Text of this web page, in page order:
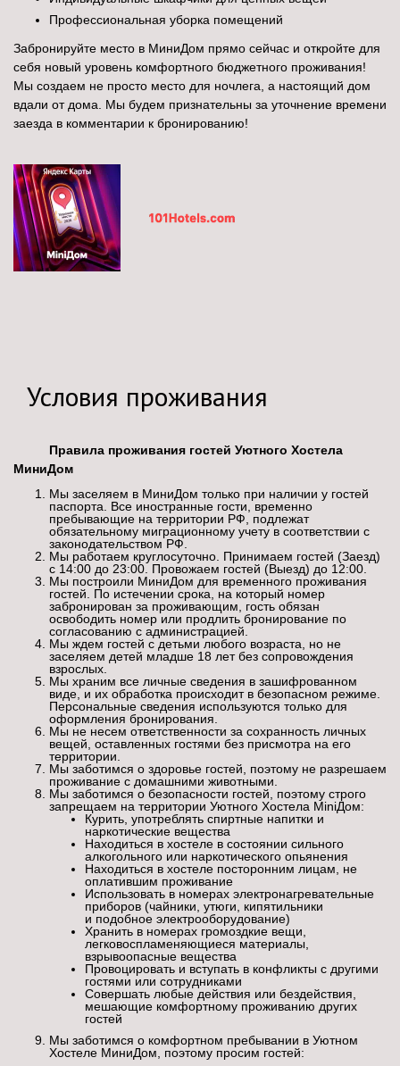
Профессиональная уборка помещений
Забронируйте место в МиниДом прямо сейчас и откройте для
себя новый уровень комфортного бюджетного проживания!
Мы создаем не просто место для ночлега, а настоящий дом
вдали от дома. Мы будем признательны за уточнение времени
заезда в комментарии к бронированию!
Условия проживания
Правила проживания гостей Уютного Хостела
МиниДом
Мы заселяем в МиниДом только при наличии у гостей
паспорта. Все иностранные гости, временно
пребывающие на территории РФ, подлежат
обязательному миграционному учету в соответствии с
законодательством РФ.
Мы работаем круглосуточно. Принимаем гостей (Заезд)
с 14:00 до 23:00. Провожаем гостей (Выезд) до 12:00.
Мы построили МиниДом для временного проживания
гостей. По истечении срока, на который номер
забронирован за проживающим, гость обязан
освободить номер или продлить бронирование по
согласованию с администрацией.
Мы ждем гостей с детьми любого возраста, но не
заселяем детей младше 18 лет без сопровождения
взрослых.
Мы храним все личные сведения в зашифрованном
виде, и их обработка происходит в безопасном режиме.
Персональные сведения используются только для
оформления бронирования.
Мы не несем ответственности за сохранность личных
вещей, оставленных гостями без присмотра на его
территории.
Мы заботимся о здоровье гостей, поэтому не разрешаем
проживание с домашними животными.
Мы заботимся о безопасности гостей, поэтому строго
запрещаем на территории Уютного Хостела MiniДом:
Курить, употреблять спиртные напитки и
наркотические вещества
Находиться в хостеле в состоянии сильного
алкогольного или наркотического опьянения
Находиться в хостеле посторонним лицам, не
оплатившим проживание
Использовать в номерах электронагревательные
приборов (чайники, утюги, кипятильники
и подобное электрооборудование)
Хранить в номерах громоздкие вещи,
легковоспламеняющиеся материалы,
взрывоопасные вещества
Провоцировать и вступать в конфликты с другими
гостями или сотрудниками
Совершать любые действия или бездействия,
мешающие комфортному проживанию других
гостей
Мы заботимся о комфортном пребывании в Уютном
Хостеле МиниДом, поэтому просим гостей: